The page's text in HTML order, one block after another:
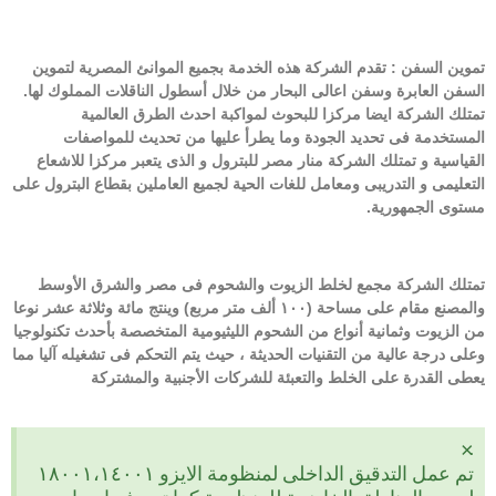
تموين السفن : تقدم الشركة هذه الخدمة بجميع الموانئ المصرية لتموين
السفن العابرة وسفن اعالى البحار من خلال أسطول الناقلات المملوك لها.
تمتلك الشركة ايضا مركزا للبحوث لمواكبة احدث الطرق العالمية
المستخدمة فى تحديد الجودة وما يطرأ عليها من تحديث للمواصفات
القياسية و تمتلك الشركة منار مصر للبترول و الذى يتعبر مركزا للاشعاع
التعليمى و التدريبى ومعامل للغات الحية لجميع العاملين بقطاع البترول على
مستوى الجمهورية.
تمتلك الشركة مجمع لخلط الزيوت والشحوم فى مصر والشرق الأوسط
والمصنع مقام على مساحة (١٠٠ ألف متر مربع) وينتج مائة وثلاثة عشر نوعا
من الزيوت وثمانية أنواع من الشحوم الليثيومية المتخصصة بأحدث تكنولوجيا
وعلى درجة عالية من التقنيات الحديثة ، حيث يتم التحكم فى تشغيله آليا مما
يعطى القدرة على الخلط والتعبئة للشركات الأجنبية والمشتركة
.
تم عمل التدقيق الداخلى لمنظومة الايزو ١٨٠٠١،١٤٠٠١
×